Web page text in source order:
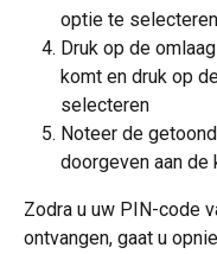
optie te selecteren
Druk op de
komt en druk op
selecteren
Noteer de
doorgeven aan de
Zodra u uw PIN-code
ontvangen, gaat u